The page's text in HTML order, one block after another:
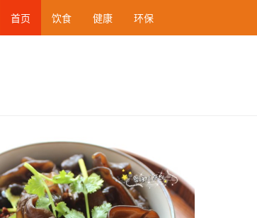
首页 饮食 健康 环保